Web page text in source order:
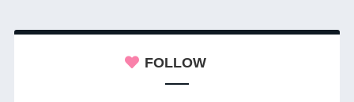
FOLLOW